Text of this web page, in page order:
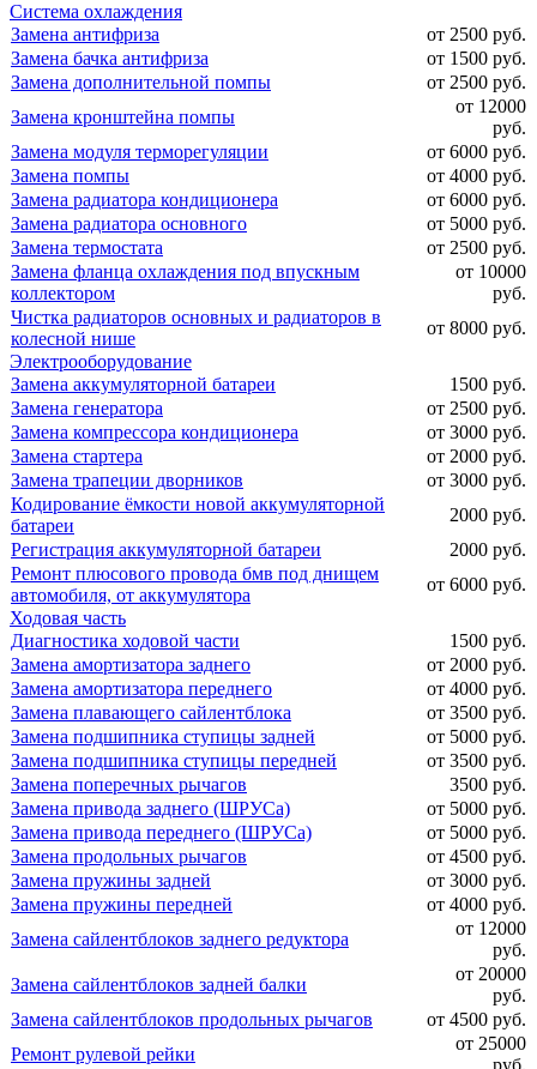
Система охлаждения
Замена антифриза
от 2500 руб.
Замена бачка антифриза
от 1500 руб.
Замена дополнительной помпы
от 2500 руб.
Замена кронштейна помпы
от 12000
руб.
Замена модуля терморегуляции
от 6000 руб.
Замена помпы
от 4000 руб.
Замена радиатора кондиционера
от 6000 руб.
Замена радиатора основного
от 5000 руб.
Замена термостата
от 2500 руб.
Замена фланца охлаждения под впускным
коллектором
от 10000
руб.
Чистка радиаторов основных и радиаторов в
колесной нише
от 8000 руб.
Электрооборудование
Замена аккумуляторной батареи
1500 руб.
Замена генератора
от 2500 руб.
Замена компрессора кондиционера
от 3000 руб.
Замена стартера
от 2000 руб.
Замена трапеции дворников
от 3000 руб.
Кодирование ёмкости новой аккумуляторной
батареи
2000 руб.
Регистрация аккумуляторной батареи
2000 руб.
Ремонт плюсового провода бмв под днищем
автомобиля, от аккумулятора
от 6000 руб.
Ходовая часть
Диагностика ходовой части
1500 руб.
Замена амортизатора заднего
от 2000 руб.
Замена амортизатора переднего
от 4000 руб.
Замена плавающего сайлентблока
от 3500 руб.
Замена подшипника ступицы задней
от 5000 руб.
Замена подшипника ступицы передней
от 3500 руб.
Замена поперечных рычагов
3500 руб.
Замена привода заднего (ШРУСа)
от 5000 руб.
Замена привода переднего (ШРУСа)
от 5000 руб.
Замена продольных рычагов
от 4500 руб.
Замена пружины задней
от 3000 руб.
Замена пружины передней
от 4000 руб.
Замена сайлентблоков заднего редуктора
от 12000
руб.
Замена сайлентблоков задней балки
от 20000
руб.
Замена сайлентблоков продольных рычагов
от 4500 руб.
Ремонт рулевой рейки
от 25000
руб.